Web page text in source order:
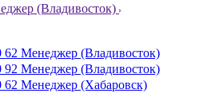
(Владивосток)
62 Менеджер (Владивосток)
92 Менеджер (Владивосток)
62 Менеджер (Хабаровск)